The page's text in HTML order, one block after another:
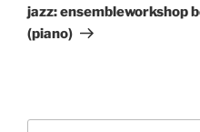
Beitrag
jazz: ensembleworkshop
(piano)